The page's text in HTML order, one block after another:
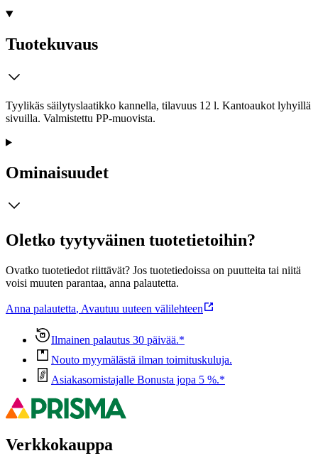
Tuotekuvaus
Tyylikäs säilytyslaatikko kannella, tilavuus 12 l. Kantoaukot lyhyillä
sivuilla. Valmistettu PP-muovista.
Ominaisuudet
Oletko tyytyväinen tuotetietoihin?
Ovatko tuotetiedot riittävät? Jos tuotetiedoissa on puutteita tai niitä
voisi muuten parantaa, anna palautetta.
Anna palautetta, Avautuu uuteen välilehteen
Ilmainen palautus 30 päivää.*
Nouto myymälästä ilman toimituskuluja.
Asiakasomistajalle Bonusta jopa 5 %.*
Verkkokauppa